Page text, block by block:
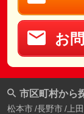
お
市区町村から
松本市 長野市 上